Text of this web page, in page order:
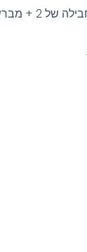
קשיות אלה הניתנות